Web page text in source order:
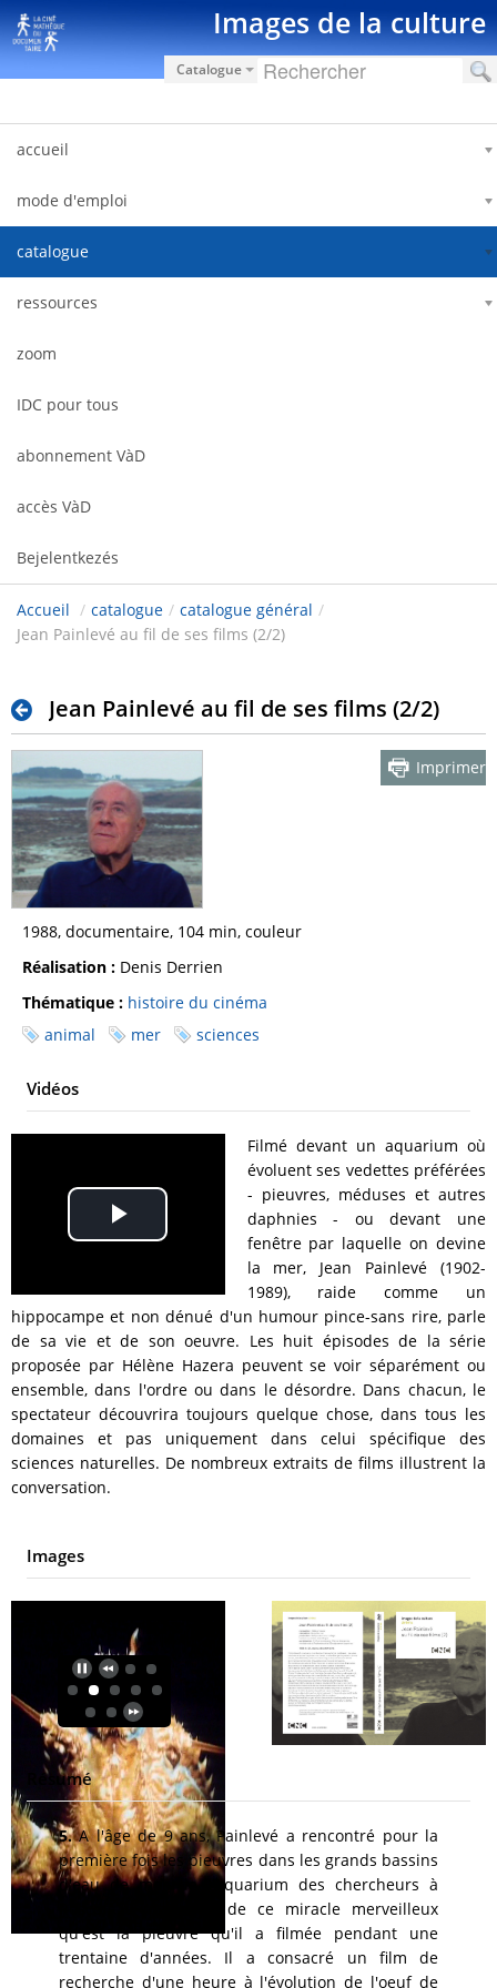
Ugrás a tartalomhoz Images de la culture
Catalogue
accueil
mode d'emploi
catalogue
ressources
zoom
IDC pour tous
abonnement VàD
accès VàD
Bejelentkezés
Accueil / catalogue / catalogue général /
Jean Painlevé au fil de ses films (2/2)
Jean Painlevé au fil de ses films (2/2)
Imprimer
1988, documentaire, 104 min, couleur
Réalisation : Denis Derrien
Thématique : histoire du cinéma
animal
mer sciences
Vidéos
Play
Video
Filmé devant un aquarium où
évoluent ses vedettes préférées
- pieuvres, méduses et autres
daphnies - ou devant une
fenêtre par laquelle on devine
la mer, Jean Painlevé (1902-
1989), raide comme un
hippocampe et non dénué d'un humour pince-sans rire, parle
de sa vie et de son oeuvre. Les huit épisodes de la série
proposée par Hélène Hazera peuvent se voir séparément ou
ensemble, dans l'ordre ou dans le désordre. Dans chacun, le
spectateur découvrira toujours quelque chose, dans tous les
domaines et pas uniquement dans celui spécifique des
sciences naturelles. De nombreux extraits de films illustrent la
conversation.
Images
Résumé
5.A l'âge de 9 ans, Painlevé a rencontré pour la
première fois les pieuvres dans les grands bassins
d'eau de mer de l'aquarium des chercheurs à
Roscoff. Il parle ici de ce miracle merveilleux
qu'est la pieuvre qu'il a filmée pendant une
trentaine d'années. Il a consacré un film de
recherche d'une heure à l'évolution de l'oeuf de